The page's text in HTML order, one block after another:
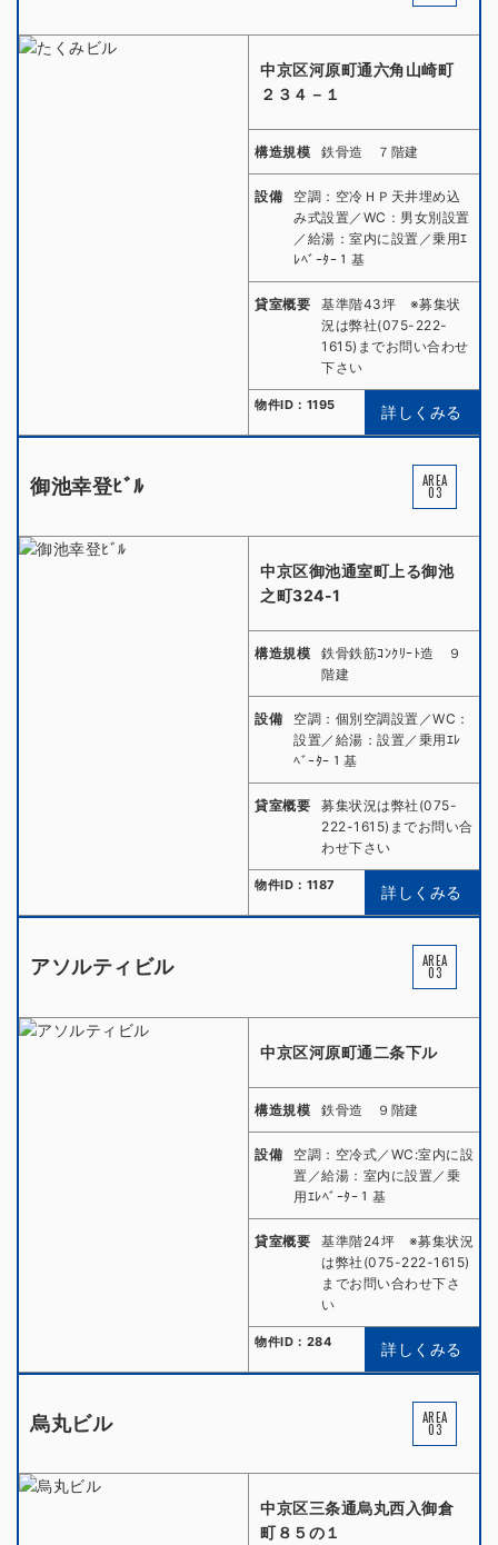
中京区河原町通六角山崎町
２３４－１
構造規模 鉄骨造 ７階建
設備
空調：空冷ＨＰ天井埋め込
み式設置／WC：男女別設置
／給湯：室内に設置／乗用ｴ
ﾚﾍﾞｰﾀｰ１基
貸室概要
基準階43坪 ※募集状
況は弊社(075-222-
1615)までお問い合わせ
下さい
物件ID：1195 詳しくみる
御池幸登ﾋﾞﾙ AREA
03
中京区御池通室町上る御池
之町324-1
構造規模
鉄骨鉄筋ｺﾝｸﾘｰﾄ造 ９
階建
設備
空調：個別空調設置／WC：
設置／給湯：設置／乗用ｴﾚ
ﾍﾞｰﾀｰ１基
貸室概要
募集状況は弊社(075-
222-1615)までお問い合
わせ下さい
物件ID：1187 詳しくみる
アソルティビル AREA
03
中京区河原町通二条下ル
構造規模 鉄骨造 ９階建
設備
空調：空冷式／WC:室内に設
置／給湯：室内に設置／乗
用ｴﾚﾍﾞｰﾀｰ１基
貸室概要
基準階24坪 ※募集状況
は弊社(075-222-1615)
までお問い合わせ下さ
い
物件ID：284 詳しくみる
烏丸ビル AREA
03
中京区三条通烏丸西入御倉
町８５の１